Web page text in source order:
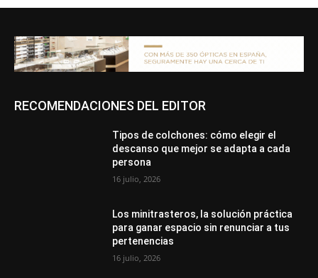
RECOMENDACIONES DEL EDITOR
Tipos de colchones: cómo elegir el
descanso que mejor se adapta a cada
persona
16 julio, 2026
Los minitrasteros, la solución práctica
para ganar espacio sin renunciar a tus
pertenencias
16 julio, 2026